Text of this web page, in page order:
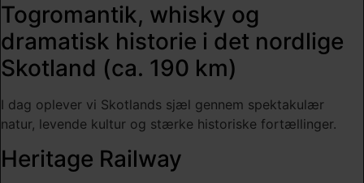
Togromantik, whisky og
dramatisk historie i det nordlige
Skotland (ca. 190 km)
I dag oplever vi Skotlands sjæl gennem spektakulær
natur, levende kultur og stærke historiske fortællinger.
Heritage Railway